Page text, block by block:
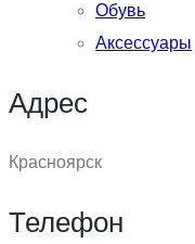
Обувь
Аксессуары
Адрес
Красноярск
Телефон